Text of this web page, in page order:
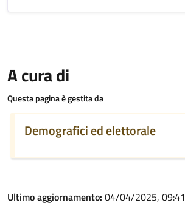
A cura di
Questa pagina è gestita da
Demografici ed elettorale
Ultimo aggiornamento: 04/04/2025, 09:41